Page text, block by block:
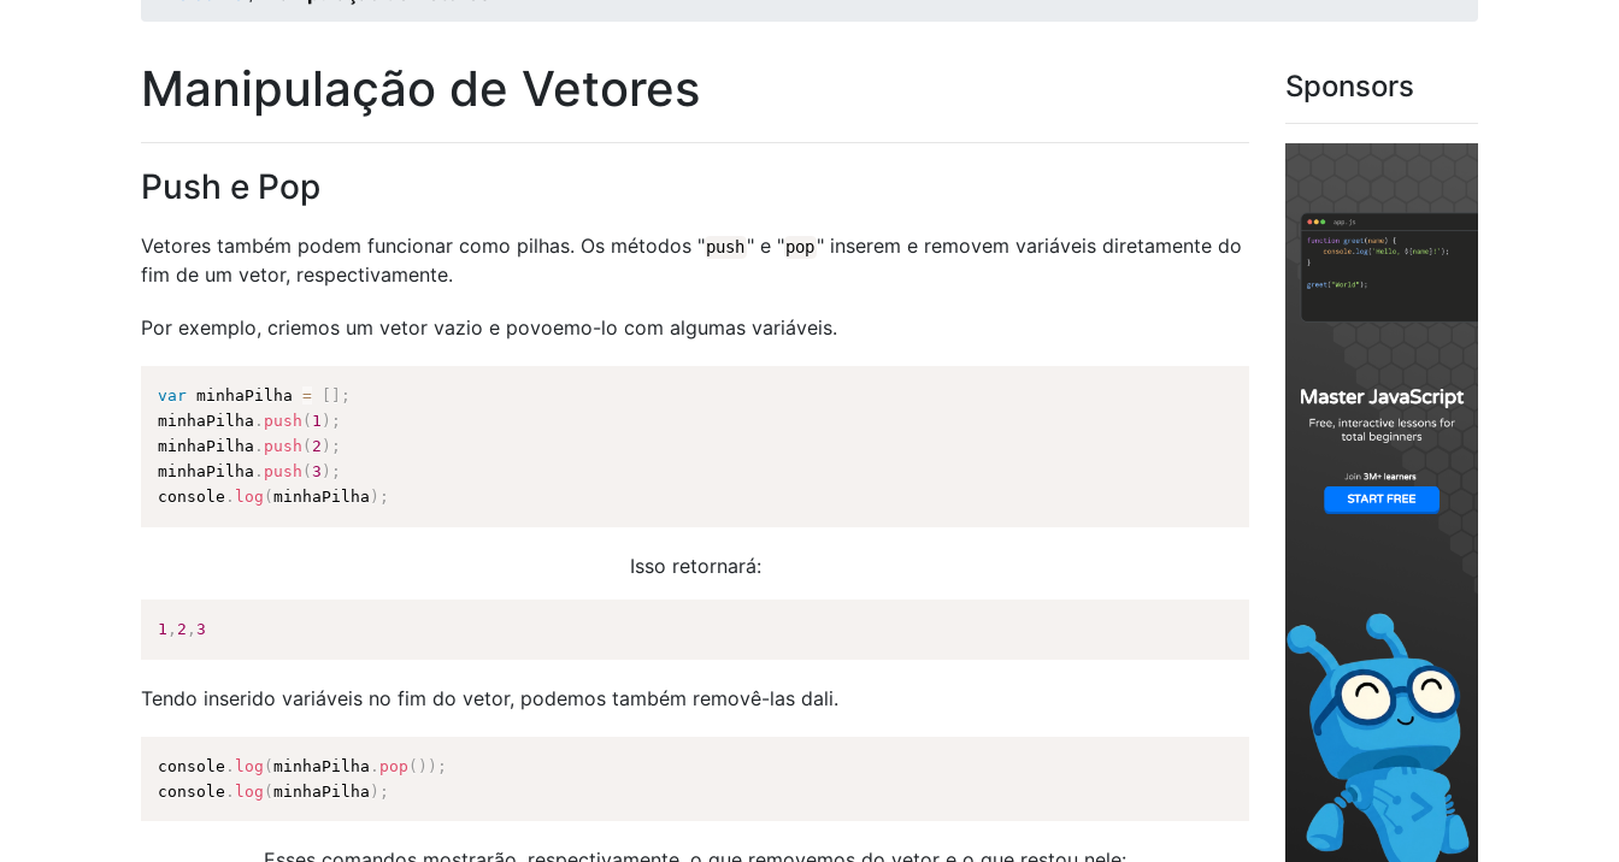
Manipulação de Vetores
Push e Pop
Vetores também podem funcionar como pilhas. Os métodos "push" e "pop" inserem e removem variáveis diretamente do
fim de um vetor, respectivamente.
Por exemplo, criemos um vetor vazio e povoemo-lo com algumas variáveis.
var minhaPilha =
;
minhaPilha . push ( 1 ) ;
minhaPilha . push ( 2 ) ;
minhaPilha . push (3 ) ;
console . log (minhaPilha ) ;
Isso retornará:
1 , 2 ,3
Tendo inserido variáveis no fim do vetor, podemos também removê-las dali.
console . log (minhaPilha . pop ( ) ) ;
console . log (minhaPilha ) ;
Sponsors